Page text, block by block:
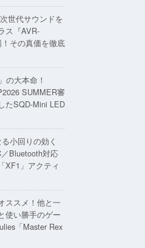
世代サウンドを
ス『AVR-
その真価を徹底
の大本命！
SUMMER審
たSQD-Mini LED
小回りの効く
Bluetooth対応
XF1」アクティ
ススメ！他と一
使い勝手のゲー
「Master Rex